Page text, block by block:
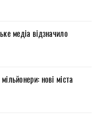
медіа відзначило
нові міста